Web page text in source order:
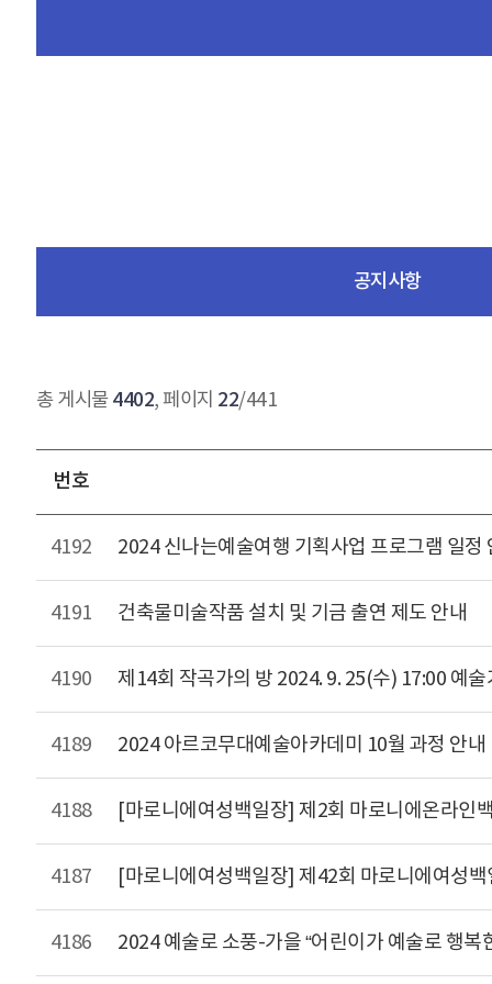
공지사항
총 게시물 4402, 페이지 22/441
번호
4192 2024 신나는예술여행 기획사업 프로그램 일정
4191 건축물미술작품 설치 및 기금 출연 제도 안내
4190 제14회 작곡가의 방 2024. 9. 25(수) 17:00 예
4189 2024 아르코무대예술아카데미 10월 과정 안내
4188 [마로니에여성백일장] 제2회 마로니에온라인
4187 [마로니에여성백일장] 제42회 마로니에여성
4186 2024 예술로 소풍-가을 “어린이가 예술로 행복